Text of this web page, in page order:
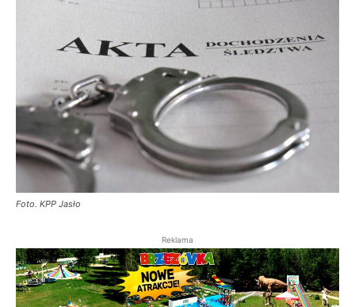
Foto. KPP Jasło
Reklama